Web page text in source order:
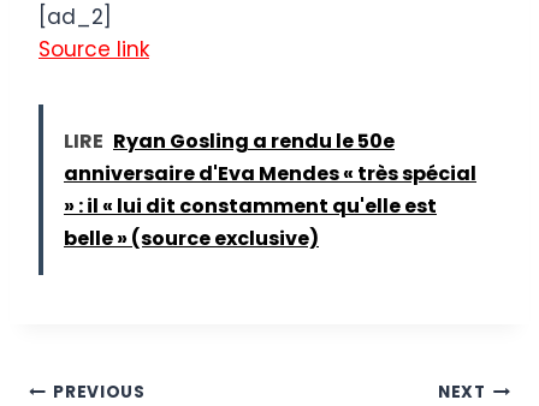
[ad_2]
Source link
LIRE Ryan Gosling a rendu le 50e
anniversaire d'Eva Mendes « très spécial
» : il « lui dit constamment qu'elle est
belle » (source exclusive)
PREVIOUS NEXT